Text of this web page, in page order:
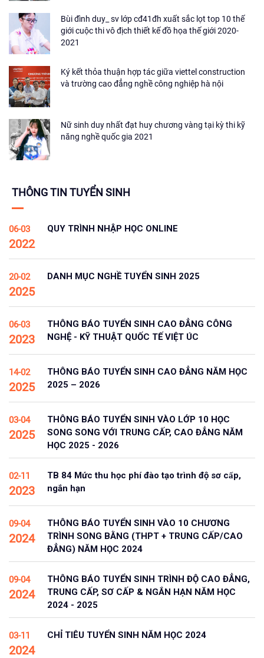
Bùi đình duy_ sv lớp cđ41đh xuất sắc lọt top 10 thế
giới cuộc thi vô địch thiết kế đồ họa thế giới 2020-
2021
Ký kết thỏa thuận hợp tác giữa viettel construction
và trường cao đẳng nghề công nghiệp hà nội
Nữ sinh duy nhất đạt huy chương vàng tại kỳ thi kỹ
năng nghề quốc gia 2021
THÔNG TIN TUYỂN SINH
06-03
2022
QUY TRÌNH NHẬP HỌC ONLINE
20-02
2025
DANH MỤC NGHỀ TUYỂN SINH 2025
06-03
2023
THÔNG BÁO TUYỂN SINH CAO ĐẲNG CÔNG
NGHỆ - KỸ THUẬT QUỐC TẾ VIỆT ÚC
14-02
2025
THÔNG BÁO TUYỂN SINH CAO ĐẲNG NĂM HỌC
2025 – 2026
03-04
2025
THÔNG BÁO TUYỂN SINH VÀO LỚP 10 HỌC
SONG SONG VỚI TRUNG CẤP, CAO ĐẲNG NĂM
HỌC 2025 - 2026
02-11
2023
TB 84 Mức thu học phí đào tạo trình độ sơ cấp,
ngắn hạn
09-04
2024
THÔNG BÁO TUYỂN SINH VÀO 10 CHƯƠNG
TRÌNH SONG BẰNG (THPT + TRUNG CẤP/CAO
ĐẲNG) NĂM HỌC 2024
09-04
2024
THÔNG BÁO TUYỂN SINH TRÌNH ĐỘ CAO ĐẲNG,
TRUNG CẤP, SƠ CẤP & NGẮN HẠN NĂM HỌC
2024 - 2025
03-11
2024
CHỈ TIÊU TUYỂN SINH NĂM HỌC 2024